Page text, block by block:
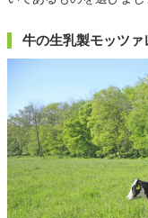
牛の生乳製モッツ